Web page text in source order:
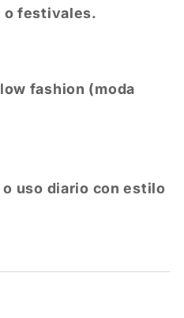
o festivales.
fashion (moda
uso diario con estilo